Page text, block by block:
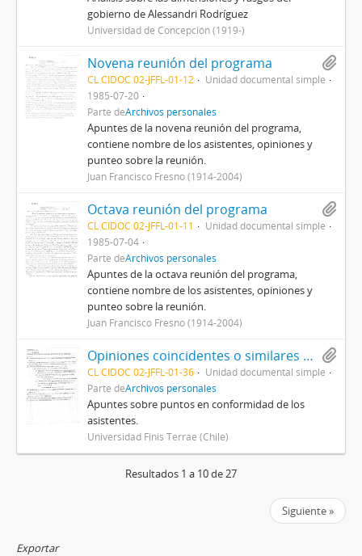
gobierno de Alessandri Rodríguez
Universidad de Concepción (1919-)
Novena reunión del programa
CL CIDOC 02-JFFL-01-12
Unidad documental simple
1985-07-20
Parte deArchivos personales
Apuntes de la novena reunión del programa,
contiene nombre de los asistentes, opiniones y
punteo sobre la reunión.
Juan Francisco Fresno (1914-2004)
Octava reunión del programa
CL CIDOC 02-JFFL-01-11
Unidad documental simple
1985-07-04
Parte deArchivos personales
Apuntes de la octava reunión del programa,
contiene nombre de los asistentes, opiniones y
punteo sobre la reunión.
Juan Francisco Fresno (1914-2004)
Opiniones coincidentes o similares expresadas en las reuniones
CL CIDOC 02-JFFL-01-36
Unidad documental simple
Parte deArchivos personales
Apuntes sobre puntos en conformidad de los
asistentes.
Universidad Finis Terrae (Chile)
Resultados 1 a 10 de 27
Siguiente »
Exportar